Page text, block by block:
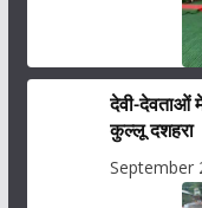
देवी-देवताओं
कुल्लू दशहरा
September